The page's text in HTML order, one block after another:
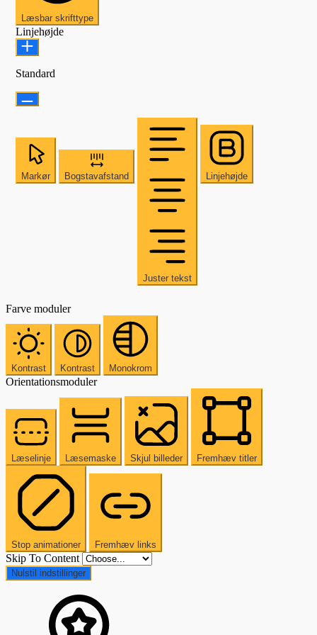
Læsbar skrifttype
Linjehøjde
Standard
Markør Bogstavafstand
Juster tekst
Linjehøjde
Farve moduler
Kontrast Kontrast Monokrom
Orientationsmoduler
Læselinje Læsemaske Skjul billeder Fremhæv titler
Stop animationer Fremhæv links
Skip To Content
Nulstil indstillinger